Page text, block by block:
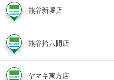
熊谷新堀店
熊谷拾六間店
ヤマキ東方店